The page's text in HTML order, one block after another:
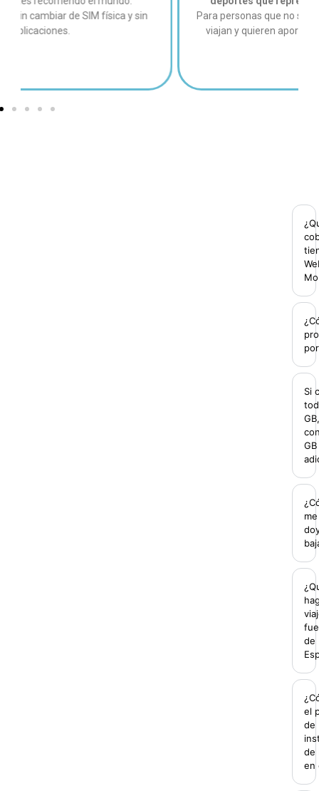
Para personas que no se conforman, que se mueven,
viajan y quieren aportar en el cuidado del planeta.
Si
GB
me
de
el
de
de
en